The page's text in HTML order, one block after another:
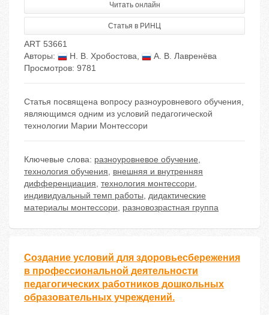
Читать онлайн
Статья в РИНЦ
ART 53661
Авторы:
Н. В. Хробостова,
А. В. Лавренёва
Просмотров: 9781
Статья посвящена вопросу разноуровневого обучения,
являющимся одним из условий педагогической
технологии Марии Монтессори
Ключевые слова: разноуровневое обучение,
технология обучения, внешняя и внутренняя
дифференциация, технология монтессори,
индивидуальный темп работы, дидактические
материалы монтессори, разновозрастная группа
Создание условий для здоровьесбережения
в профессиональной деятельности
педагогических работников дошкольных
образовательных учреждений.